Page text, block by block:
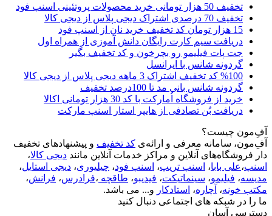
تخفیف 50 هزار تومانی خرید محصولات پروتئینی اسنپ فود
تخفیف 70 درصدی اشتراک دیجی پلاس از دیجی کالا
15 هزار تومان کد تخفیف خرید نان از اسنپ فود
دریافت سیم کارت رایگان دانش آموزی از همراه اول
جت پات فیلیمو رو بچرخون و کد تخفیف بگیر
گردونه شانس با ایرانسل
%100 کد تخفیف اشتراک 3 ماهه دیجی پلاس از دیجی کالا
گردونه شانس بانی مد تا 100درصد تخفیف
خرید از فروشگاه اُمارکت با کد 30 هزار تومانی اکالا
دریافت بُن تصادفی از هایپر استار اسنپ مارکت
آفِ‌مون چیست؟
آفِ‌مون، سامانه معرفی و ارائه‌ی کد تخفیف و پیشنهادهای تخفیف
دار فروشگاه‌های آنلاین و مراکز خدمات آنلاین مانند دیجی کالا،
اسنپ،علی بابا، اسنپ تریپ، اسنپ فود، چیلیوری، دیجی استایل،
مدیسه، فیلیمو، سینماتیکت، فیدیبو، طاقچه ،فرادرس، فرانش،
مکتب خونه، آچاره، استادکار و... می باشد.
ما را در شبکه های اجتماعی دنبال کنید
دسترسی آسان